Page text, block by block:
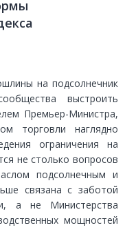
на подсолнечник
выстроить
Премьер-Министра,
торговли наглядно
ограничения на
не столько вопросов
подсолнечным и
связана с заботой
а не Министерства
мощностей